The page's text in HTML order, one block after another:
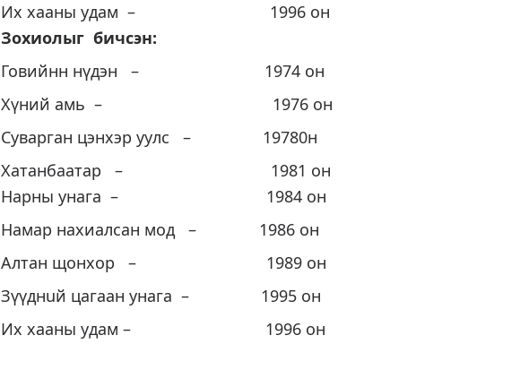
Их хааны удам – 1996 он
Зохиолыг бичсэн:
Говийнн нүдэн – 1974 он
Хүний амь – 1976 он
Суварган цэнхэр уулс – 19780н
Хатанбаатар – 1981 он
Нарны унага – 1984 он
Намар нахиалсан мод – 1986 он
Алтан щонхор – 1989 он
Зүүднuй цагаан унага – 1995 он
Их хааны удам – 1996 он